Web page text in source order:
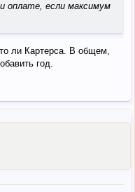
оплате, если максимум
ли Картерса. В общем,
год.